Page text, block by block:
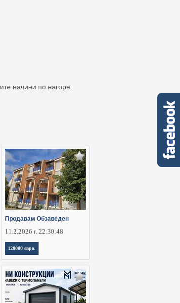
начини по нагоре.
Продавам Обзаведен
11.2.2026 г. 22:30:48
120000 евро.